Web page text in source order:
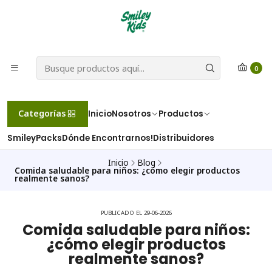
0
Categorías InicioNosotros Productos
SmileyPacksDónde Encontrarnos!Distribuidores
Inicio Blog
Comida saludable para niños: ¿cómo elegir productos
realmente sanos?
PUBLICADO EL 29-06-2026
Comida saludable para niños:
¿cómo elegir productos
realmente sanos?